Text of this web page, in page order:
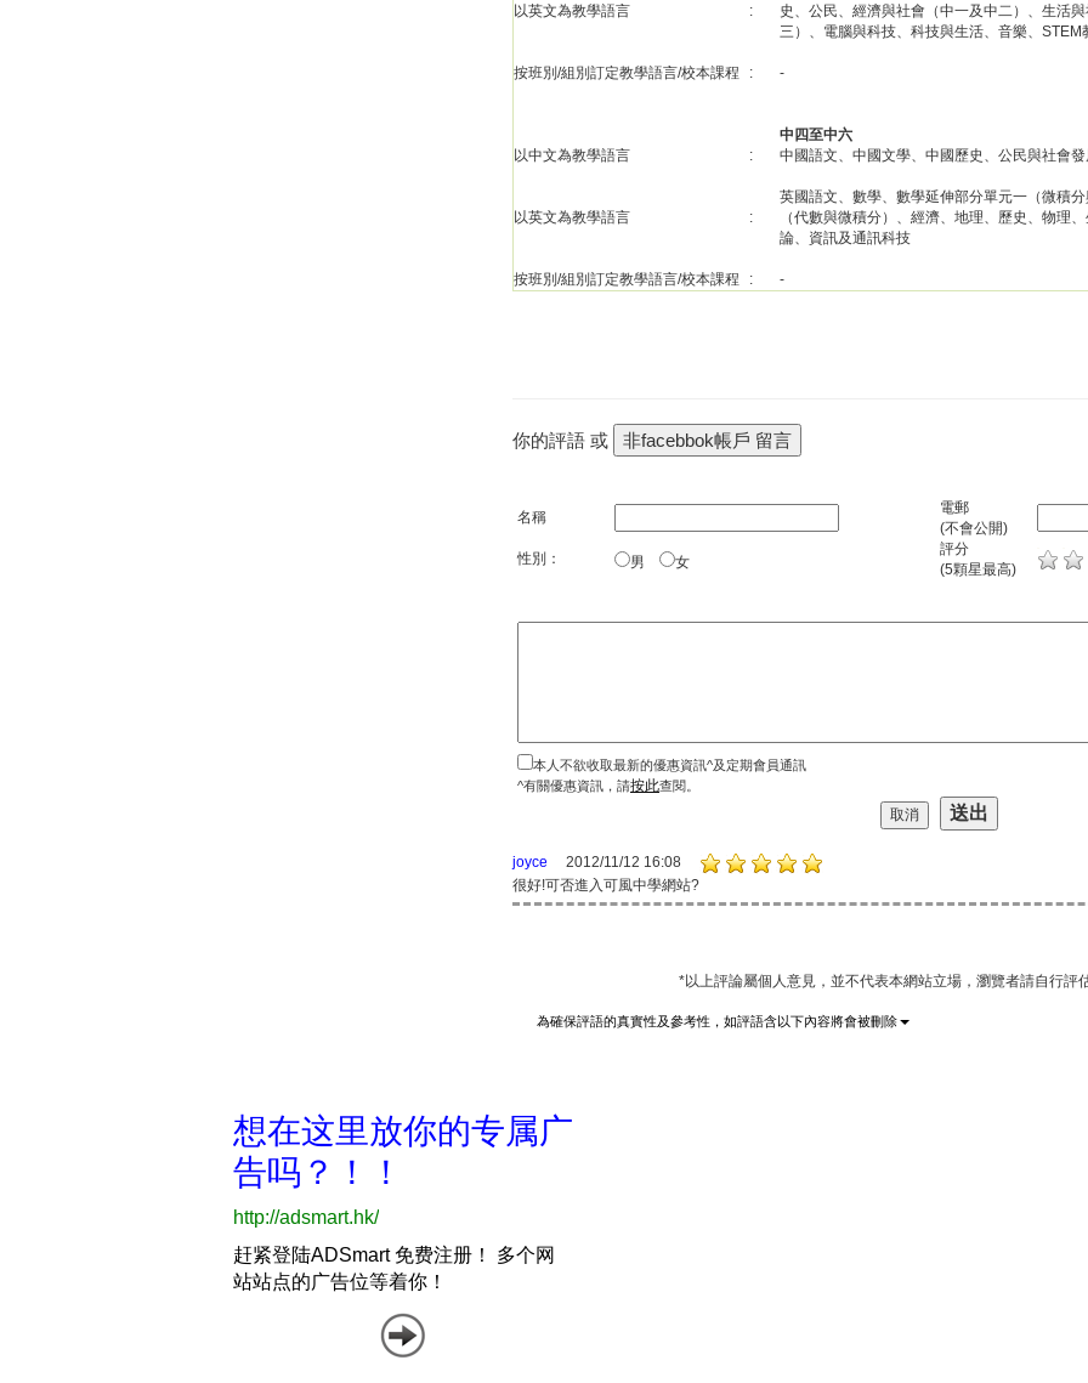
以英文為教學語言 :
史、公民、經濟與社會（中一及中二）、生活
三）、電腦與科技、科技與生活、音樂、STEM
按班別/組別訂定教學語言/校本課程 : -
中四至中六
以中文為教學語言
: 中國語文、中國文學、中國歷史、公民與社會
以英文為教學語言 :
英國語文、數學、數學延伸部分單元一（微積
（代數與微積分）、經濟、地理、歷史、物理
論、資訊及通訊科技
按班別/組別訂定教學語言/校本課程 : -
你的評語 或
名稱
電郵
(不會公開)
性別：
男 女
評分
(5顆星最高)
本人不欲收取最新的優惠資訊^及定期會員通訊
^有關優惠資訊，請按此查閱。
joyce
2012/11/12 16:08
很好!可否進入可風中學網站?
*以上評論屬個人意見，並不代表本網站立場，瀏覽者請自行評
為確保評語的真實性及參考性，如評語含以下內容將會被刪除